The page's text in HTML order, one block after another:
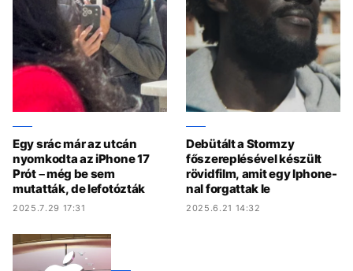
Egy srác már az utcán
nyomkodta az iPhone 17
Prót – még be sem
mutatták, de lefotózták
2025.7.29 17:31
Debütált a Stormzy
főszereplésével készült
rövidfilm, amit egy Iphone-
nal forgattak le
2025.6.21 14:32